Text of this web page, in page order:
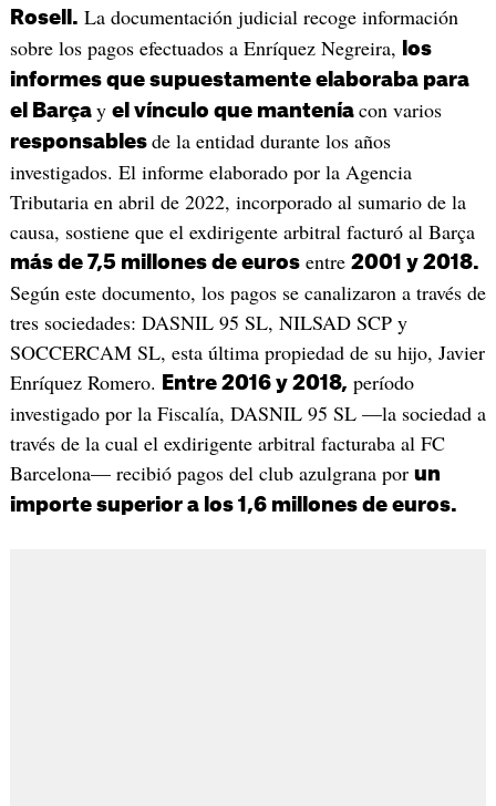
Rosell. La documentación judicial recoge información
sobre los pagos efectuados a Enríquez Negreira,
los
informes que supuestamente elaboraba para
el Barça y el vínculo que mantenía con varios
responsables de la entidad durante los años
investigados. El informe elaborado por la Agencia
Tributaria en abril de 2022, incorporado al sumario de la
causa, sostiene que el exdirigente arbitral facturó al Barça
más de 7,5 millones de eurosentre 2001 y 2018.
Según este documento, los pagos se canalizaron a través de
tres sociedades: DASNIL 95 SL, NILSAD SCP y
SOCCERCAM SL, esta última propiedad de su hijo, Javier
Enríquez Romero.
Entre 2016 y 2018, período
investigado por la Fiscalía, DASNIL 95 SL —la sociedad a
través de la cual el exdirigente arbitral facturaba al FC
Barcelona— recibió pagos del club azulgrana por un
importe superior a los 1,6 millones de euros.